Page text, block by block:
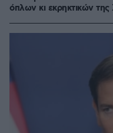
όπλων κι εκρηκτικών